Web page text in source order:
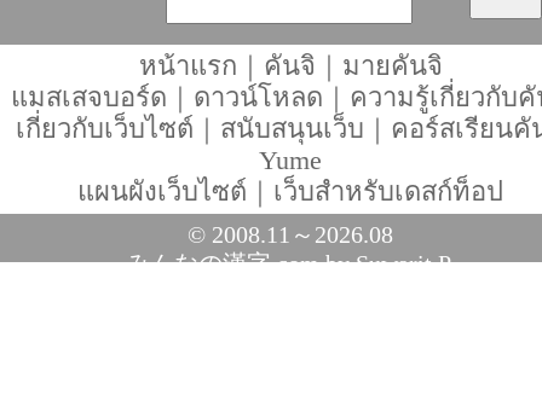
หน้าแรก ｜ คันจิ ｜ มายคันจิ
แมสเสจบอร์ด ｜ ดาวน์โหลด ｜ ความรู้เกี่ยวกับ
เกี่ยวกับเว็บไซต์ ｜ สนับสนุนเว็บ ｜ คอร์สเรียนคั
Yume
แผนผังเว็บไซต์ ｜ เว็บสำหรับเดสก์ท็อป
© 2008.11～2026.08
みんなの漢字.comby Suwarit P.